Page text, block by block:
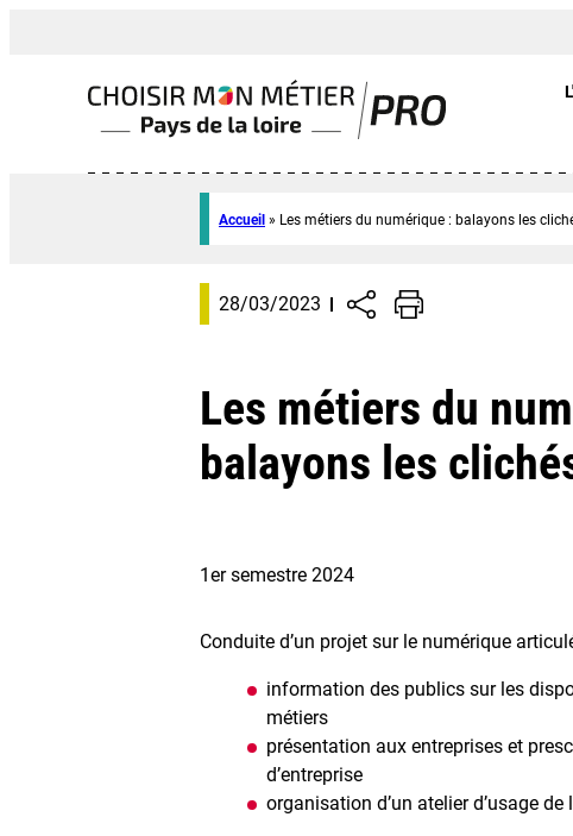
Accueil » Les métiers du numérique : balayons les
28/03/2023
Les métiers du
balayons les
1er semestre 2024
Conduite d’un projet sur le numérique
information des publics sur les
métiers
présentation aux entreprises et
d’entreprise
organisation d’un atelier d’usage